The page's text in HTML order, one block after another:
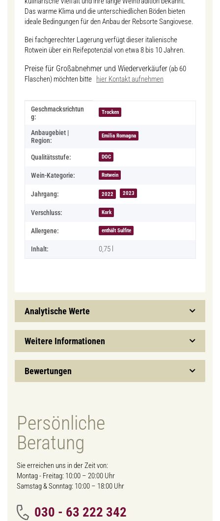
Das warme Klima und die unterschiedlichen Böden bieten
ideale Bedingungen für den Anbau der Rebsorte Sangiovese.
Bei fachgerechter Lagerung verfügt dieser italienische
Rotwein über ein Reifepotenzial von etwa 8 bis 10 Jahren.
Preise für Großabnehmer und Wiederverkäufer (ab 60
Flaschen) möchten bitte hier Kontakt aufnehmen
Produkteigenschaft
Wert
Geschmacksrichtun
g:
Trocken
Anbaugebiet |
Region:
Emilia Romagna
Qualitätsstufe: DOC
Wein-Kategorie: Rotwein
Jahrgang: 2022 2023
Verschluss: Kork
Allergene: enthält Sulfite
Inhalt: 0,75 l
Analytische Werte
Weitere Informationen
Bewertungen
Persönliche
Beratung
Sie erreichen uns in der Zeit von:
Montag - Freitag: 10:00 – 20:00 Uhr
Samstag & Sonntag: 10:00 – 18:00 Uhr
030 - 63 222 342